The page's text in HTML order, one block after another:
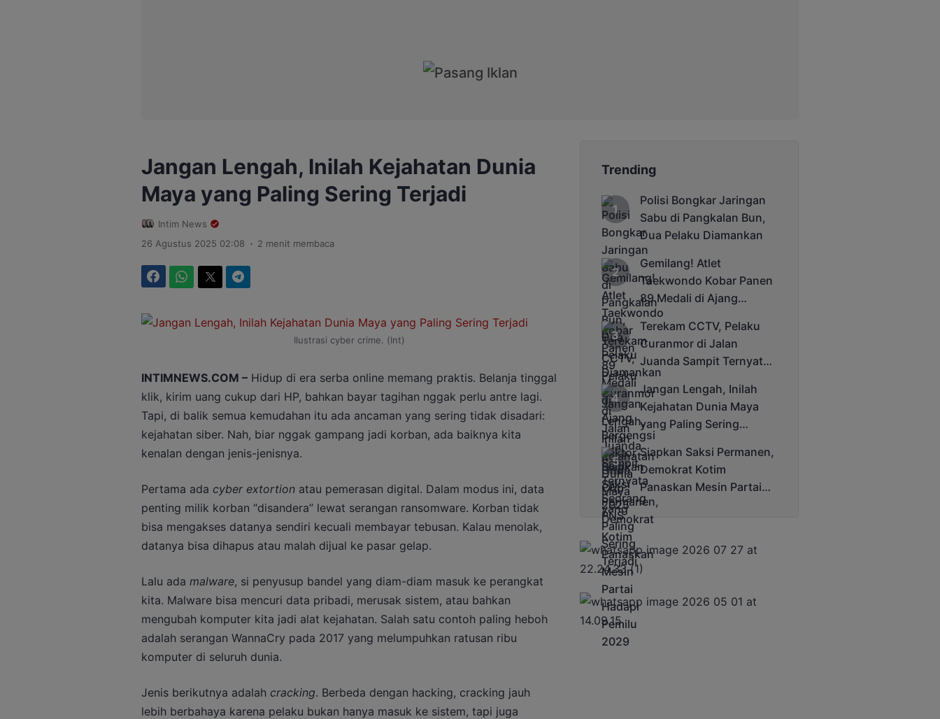
Jangan Lengah, Inilah Kejahatan Dunia
Maya yang Paling Sering Terjadi
Intim News
26 Agustus 2025 02:08 . 2 menit membaca
Ilustrasi cyber crime. (Int)
INTIMNEWS.COM –Hidup di era serba online memang praktis. Belanja tinggal
klik, kirim uang cukup dari HP, bahkan bayar tagihan nggak perlu antre lagi.
Tapi, di balik semua kemudahan itu ada ancaman yang sering tidak disadari:
kejahatan siber. Nah, biar nggak gampang jadi korban, ada baiknya kita
kenalan dengan jenis-jenisnya.
Pertama ada cyber extortionatau pemerasan digital. Dalam modus ini, data
penting milik korban “disandera” lewat serangan ransomware. Korban tidak
bisa mengakses datanya sendiri kecuali membayar tebusan. Kalau menolak,
datanya bisa dihapus atau malah dijual ke pasar gelap.
Lalu ada malware, si penyusup bandel yang diam-diam masuk ke perangkat
kita. Malware bisa mencuri data pribadi, merusak sistem, atau bahkan
mengubah komputer kita jadi alat kejahatan. Salah satu contoh paling heboh
adalah serangan WannaCry pada 2017 yang melumpuhkan ratusan ribu
komputer di seluruh dunia.
Jenis berikutnya adalah cracking. Berbeda dengan hacking, cracking jauh
lebih berbahaya karena pelaku bukan hanya masuk ke sistem, tapi juga
Trending
Polisi Bongkar Jaringan
Sabu di Pangkalan Bun,
Dua Pelaku Diamankan
Gemilang! Atlet
Taekwondo Kobar Panen
89 Medali di Ajang
Bergengsi Rektor Unda
Cup 2025
Terekam CCTV, Pelaku
Curanmor di Jalan
Juanda Sampit Ternyata
Seorang PNS
Jangan Lengah, Inilah
Kejahatan Dunia Maya
yang Paling Sering
Terjadi
Siapkan Saksi Permanen,
Demokrat Kotim
Panaskan Mesin Partai
Hadapi Pemilu 2029